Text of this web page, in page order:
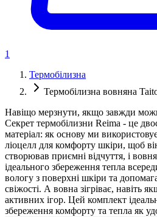
1
Термобілизна
Термобілизна вовняна
Навіщо мерзнути, якщо завжди
Секрет термобілизни Reima - це
матеріал: як основу ми
ліоцелл для комфорту шкіри, щоб
створював приємні відчуття, і
ідеального збереження тепла
вологу з поверхні шкіри та
свіжості. А вовна зігріває, навіть
активних ігор. Цей комплект
збереження комфорту та тепла як